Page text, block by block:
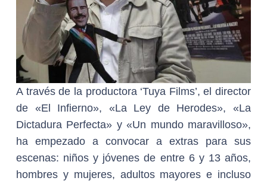
A través de la productora ‘Tuya Films’, el director
de «El Infierno», «La Ley de Herodes», «La
Dictadura Perfecta» y «Un mundo maravilloso»,
ha empezado a convocar a extras para sus
escenas: niños y jóvenes de entre 6 y 13 años,
hombres y mujeres, adultos mayores e incluso